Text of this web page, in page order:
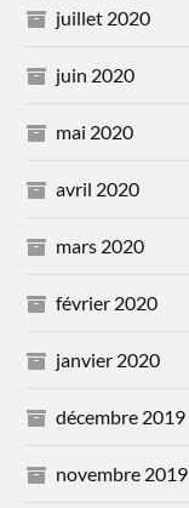
juillet 2020
juin 2020
mai 2020
avril 2020
mars 2020
février 2020
janvier 2020
décembre 2019
novembre 2019